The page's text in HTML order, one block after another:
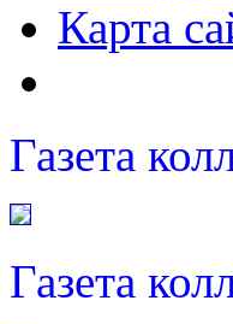
Карта
Газета
Газета